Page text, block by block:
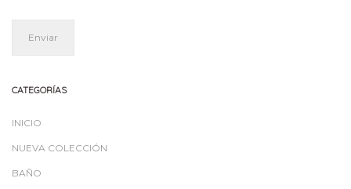
CATEGORÍAS
INICIO
NUEVA COLECCIÓN
BAÑO